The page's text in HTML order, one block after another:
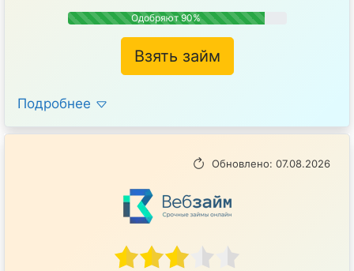
Одобряют 90%
Взять займ
Подробнее
Обновлено: 07.08.2026